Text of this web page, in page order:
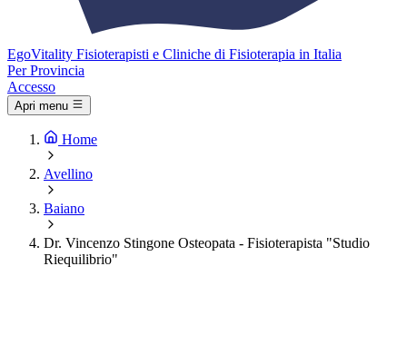
EgoVitality Fisioterapisti e Cliniche di Fisioterapia in Italia
Per Provincia
Accesso
Apri menu
Home
Avellino
Baiano
Dr. Vincenzo Stingone Osteopata - Fisioterapista "Studio
Riequilibrio"